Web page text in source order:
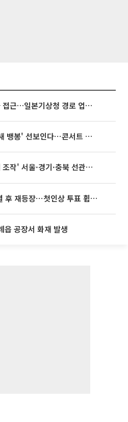
태풍 '돌핀' 오키나와 접근…일본기상청 경로 업데이트
빅뱅, 20주년 기념 '새 뱅봉' 선보인다⋯콘서트 앞두고 팝업 개최
울·경기·충북 선관위 등 추가 압수수색
‘나솔사계’ 국화, 결별 후 재등장⋯첫인상 투표 휩쓸고 ‘인기녀’ 등극
읍 공장서 화재 발생